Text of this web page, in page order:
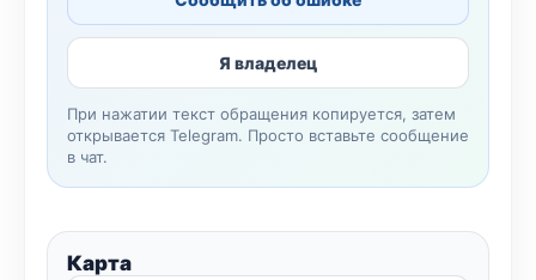
Я владелец
При нажатии текст обращения копируется, затем
открывается Telegram. Просто вставьте сообщение
в чат.
Карта